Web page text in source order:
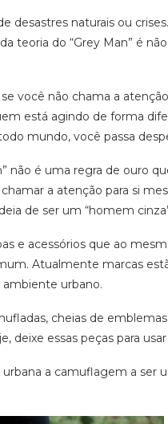
desastres naturais ou
teoria do “Grey Man” é
você não chama a
está agindo de forma
mundo, você passa
não é uma regra de ouro
a atenção para si
de ser um “homem
e acessórios que ao
Atualmente marcas
urbano.
cheias de
deixe essas peças para
a camuflagem a ser